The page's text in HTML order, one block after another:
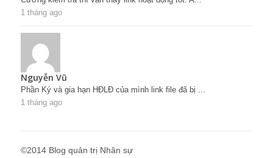
1 tháng ago
Nguyễn Vũ
Phần Ký và gia hạn HĐLĐ của mình link file đã bị ...
1 tháng ago
©2014 Blog quản trị Nhân sự